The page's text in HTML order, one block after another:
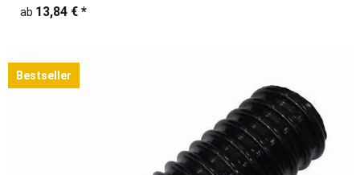
ab 13,84 € *
Bestseller